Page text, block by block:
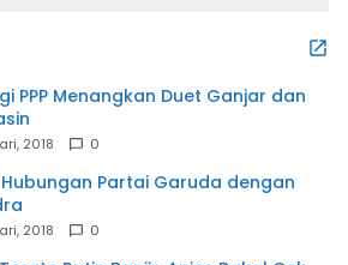
PPP Menangkan Duet Ganjar dan
2018 0
Hubungan Partai Garuda dengan
2018 0